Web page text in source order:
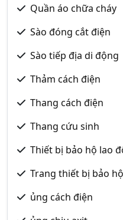
Quần áo chữa cháy
Sào đóng cắt điện
Sào tiếp địa di động
Thảm cách điện
Thang cách điện
Thang cứu sinh
Thiết bị bảo hộ lao
Trang thiết bị bảo
ủng cách điện